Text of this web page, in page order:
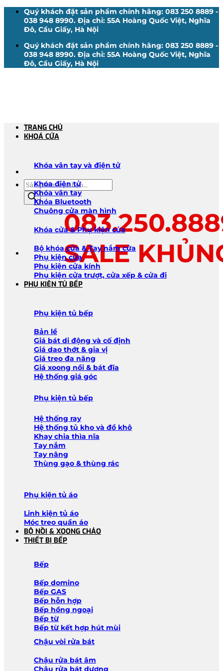
Quý khách đặt sản phẩm chính hãng: 083 250 8889 -
038 948 8990. Địa chỉ: 55A Hoàng Quốc Việt, Nghĩa
Đô, Cầu Giấy, Hà Nội
Quý khách đặt sản phẩm chính hãng: 083 250 8889 -
038 948 8990. Địa chỉ: 55A Hoàng Quốc Việt, Nghĩa
Đô, Cầu Giấy, Hà Nội
Tìm
kiếm
sản
phẩm
SALE
TRANG CHỦ
KHOÁ CỬA
Khóa vân tay và điện tử
Khóa điện tử
Khóa vân tay
Khóa Bluetooth
Chuông cửa màn hình
Khóa cửa & Phụ kiện cửa
Bộ khóa cửa & Tay nắm cửa
Phụ kiện cửa
Phụ kiện cửa kính
Phụ kiện cửa trượt, cửa xếp & cửa đi
PHỤ KIỆN TỦ BẾP
Phụ kiện tủ bếp
Bản lề
Giá bát di động và cố định
Giá dao thớt & gia vị
Giá treo đa năng
Giá xoong nồi & bát đĩa
Hệ thống giá góc
Phụ kiện tủ bếp
Hệ thống ray
Hệ thống tủ kho và đồ khô
Khay chia thìa nĩa
Tay nắm
Tay nâng
Thùng gạo & thùng rác
Phụ kiện tủ áo
Linh kiện tủ áo
Móc treo quần áo
BỘ NỒI & XOONG CHẢO
THIẾT BỊ BẾP
Bếp
Bếp domino
Bếp GAS
Bếp hỗn hợp
Bếp hồng ngoại
Bếp từ
Bếp từ kết hợp hút mùi
Chậu vòi rửa bát
Chậu rửa bát âm
Chậu rửa bát dương